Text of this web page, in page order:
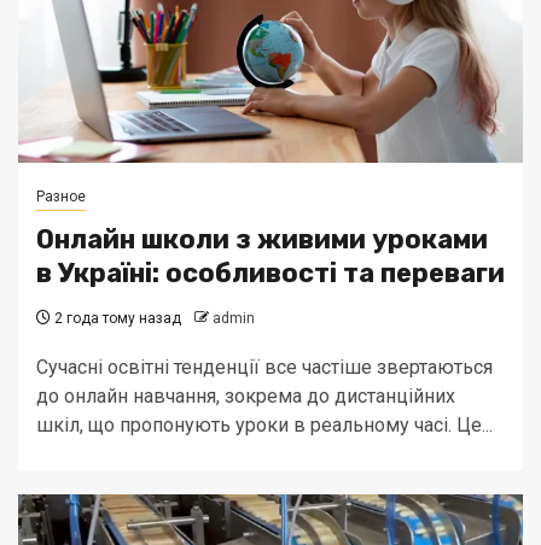
Разное
Онлайн школи з живими уроками
в Україні: особливості та переваги
2 года тому назад admin
Сучасні освітні тенденції все частіше звертаються
до онлайн навчання, зокрема до дистанційних
шкіл, що пропонують уроки в реальному часі. Це...